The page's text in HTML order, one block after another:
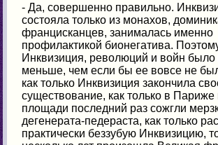
- Да, совершенно правильно.
состояла только из монахов,
францисканцев, занималась именно
профилактикой бионегатива.
Инквизиция, революций и войн было
меньше, чем если бы ее вовсе не
как только Инквизиция закончила
существование, как только в Париже
площади последний раз сожгли
дегенерата-педераста, как только
практически беззубую Инквизицию,